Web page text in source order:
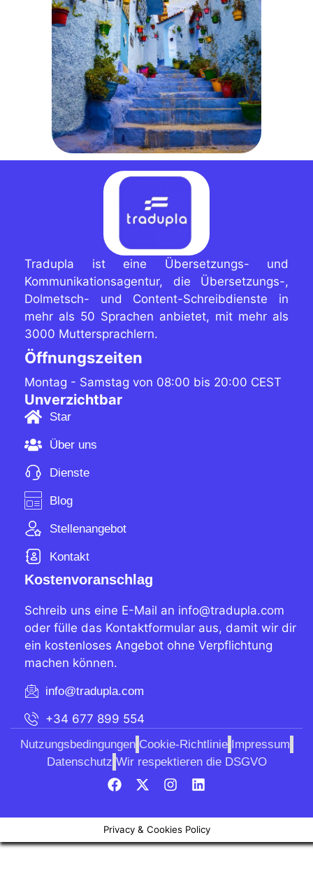
Tradupla ist eine Übersetzungs- und
Kommunikationsagentur, die Übersetzungs-,
Dolmetsch- und Content-Schreibdienste in
mehr als 50 Sprachen anbietet, mit mehr als
3000 Muttersprachlern.
Öffnungszeiten
Montag - Samstag von 08:00 bis 20:00 CEST
Unverzichtbar
Star
Über uns
Dienste
Blog
Stellenangebot
Kontakt
Kostenvoranschlag
Schreib uns eine E-Mail an info@tradupla.com
oder fülle das Kontaktformular aus, damit wir dir
ein kostenloses Angebot ohne Verpflichtung
machen können.
info@tradupla.com
+34 677 899 554
Nutzungsbedingungen Cookie-Richtlinie Impressum
Datenschutz Wir respektieren die DSGVO
Privacy & Cookies Policy